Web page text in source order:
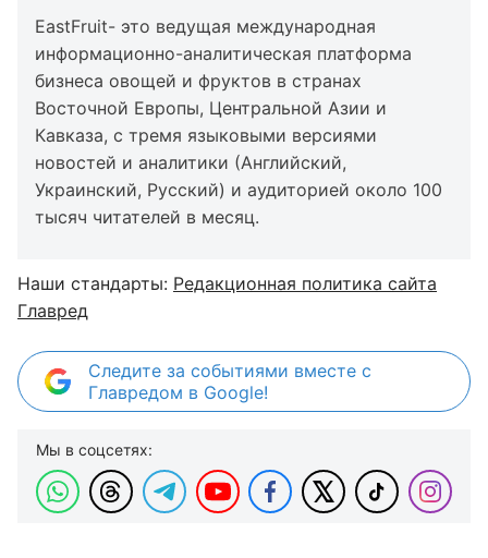
EastFruit- это ведущая международная
информационно-аналитическая платформа
бизнеса овощей и фруктов в странах
Восточной Европы, Центральной Азии и
Кавказа, с тремя языковыми версиями
новостей и аналитики (Английский,
Украинский, Русский) и аудиторией около 100
тысяч читателей в месяц.
Наши стандарты: Редакционная политика сайта
Главред
Следите за событиями вместе с
Главредом в Google!
Мы в соцсетях: